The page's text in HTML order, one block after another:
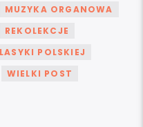
MUZYKA ORGANOWA
REKOLEKCJE
POLSKIEJ
WIELKI POST